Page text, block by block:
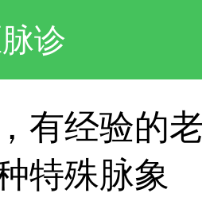
诊
有经验的
特殊脉象